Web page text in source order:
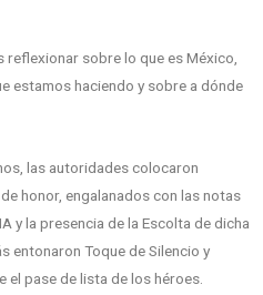
reflexionar sobre lo que es México,
estamos haciendo y sobre a dónde
las autoridades colocaron
honor, engalanados con las notas
y la presencia de la Escolta de dicha
entonaron Toque de Silencio y
el pase de lista de los héroes.